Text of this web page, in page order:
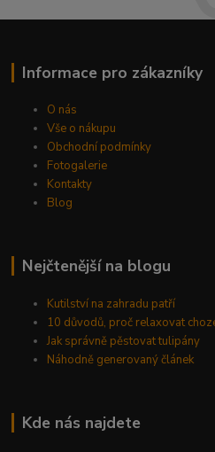
Informace pro zákazníky
O nás
Vše o nákupu
Obchodní podmínky
Fotogalerie
Kontakty
Blog
Nejčtenější na blogu
Kutilství na zahradu patří
10 důvodů, proč relaxovat
Jak správně pěstovat tulipány
Náhodně generovaný článek
Kde nás najdete